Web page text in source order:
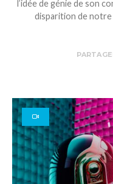
l’idée de génie de son
disparition de notre